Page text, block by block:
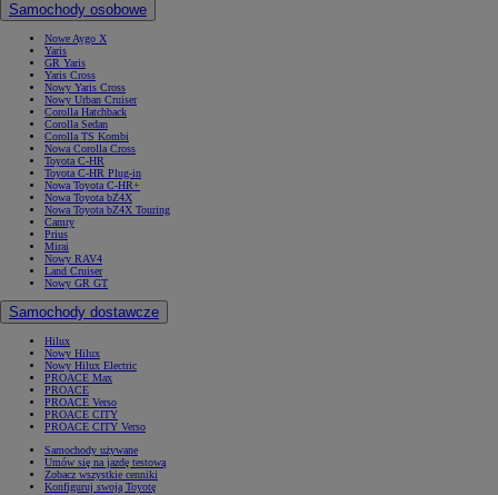
Samochody osobowe
Nowe Aygo X
Yaris
GR Yaris
Yaris Cross
Nowy Yaris Cross
Nowy Urban Cruiser
Corolla Hatchback
Corolla Sedan
Corolla TS Kombi
Nowa Corolla Cross
Toyota C-HR
Toyota C-HR Plug-in
Nowa Toyota C-HR+
Nowa Toyota bZ4X
Nowa Toyota bZ4X Touring
Camry
Prius
Mirai
Nowy RAV4
Land Cruiser
Nowy GR GT
Samochody dostawcze
Hilux
Nowy Hilux
Nowy Hilux Electric
PROACE Max
PROACE
PROACE Verso
PROACE CITY
PROACE CITY Verso
Samochody używane
Umów się na jazdę testową
Zobacz wszystkie cenniki
Konfiguruj swoją Toyotę